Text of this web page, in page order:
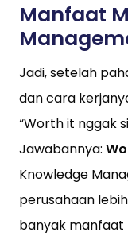
Manfaat
Jadi, setelah
dan cara
“Worth it nggak
Jawabannya:
Knowledge
perusahaan
banyak manfaat